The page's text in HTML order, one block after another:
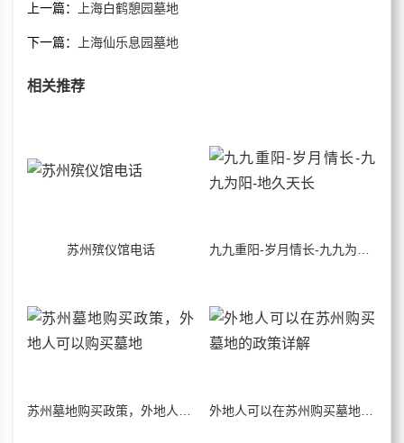
上一篇： 上海白鹤憩园墓地
下一篇： 上海仙乐息园墓地
相关推荐
苏州殡仪馆电话 九九重阳-岁月情长-九九为阳-地久天长